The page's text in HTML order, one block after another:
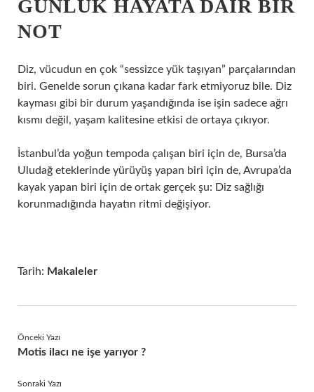
GÜNLÜK HAYATA DAIR BIR
NOT
Diz, vücudun en çok “sessizce yük taşıyan” parçalarından
biri. Genelde sorun çıkana kadar fark etmiyoruz bile. Diz
kayması gibi bir durum yaşandığında ise işin sadece ağrı
kısmı değil, yaşam kalitesine etkisi de ortaya çıkıyor.
İstanbul’da yoğun tempoda çalışan biri için de, Bursa’da
Uludağ eteklerinde yürüyüş yapan biri için de, Avrupa’da
kayak yapan biri için de ortak gerçek şu: Diz sağlığı
korunmadığında hayatın ritmi değişiyor.
Tarih: Makaleler
Önceki Yazı
Motis ilacı ne işe yarıyor ?
Sonraki Yazı